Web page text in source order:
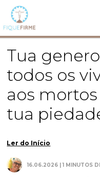
Bíblia /
Tua generosidade atinja todos os
piedade (Eclo 7,37).
Tua
todos os
aos
tua
Ler do Início
16.06.2026 | 1 MINUTOS